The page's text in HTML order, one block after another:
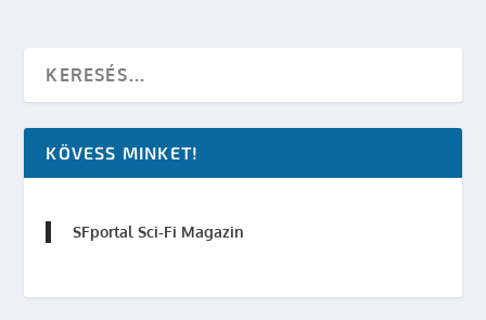
KÖVESS MINKET!
SFportal Sci-Fi Magazin